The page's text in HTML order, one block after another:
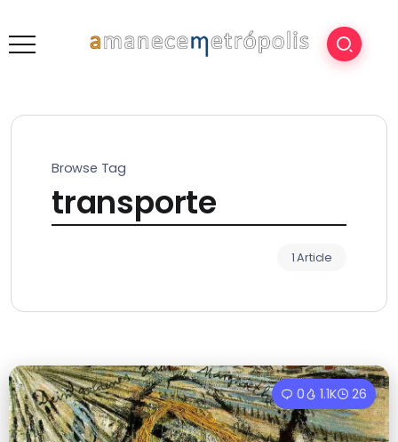
Browse Tag
transporte
1 Article
0 1.1K 26